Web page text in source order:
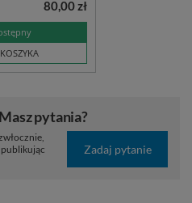
80,00 zł
pytania?
Zadaj pytanie